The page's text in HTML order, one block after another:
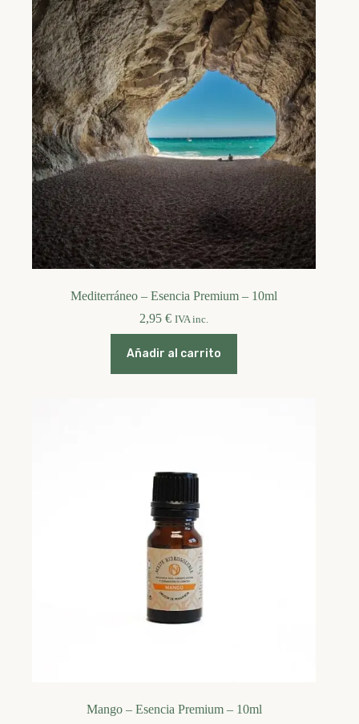
Mediterráneo – Esencia Premium – 10ml
2,95€ IVA inc.
Añadir al carrito
Mango – Esencia Premium – 10ml